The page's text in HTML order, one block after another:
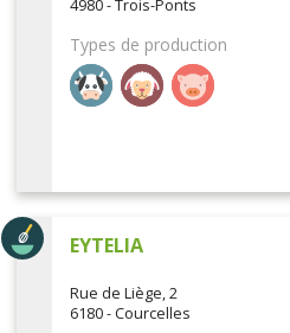
4980 - Trois-Ponts
Types de production
EYTELIA
Rue de Liège, 2
6180 - Courcelles